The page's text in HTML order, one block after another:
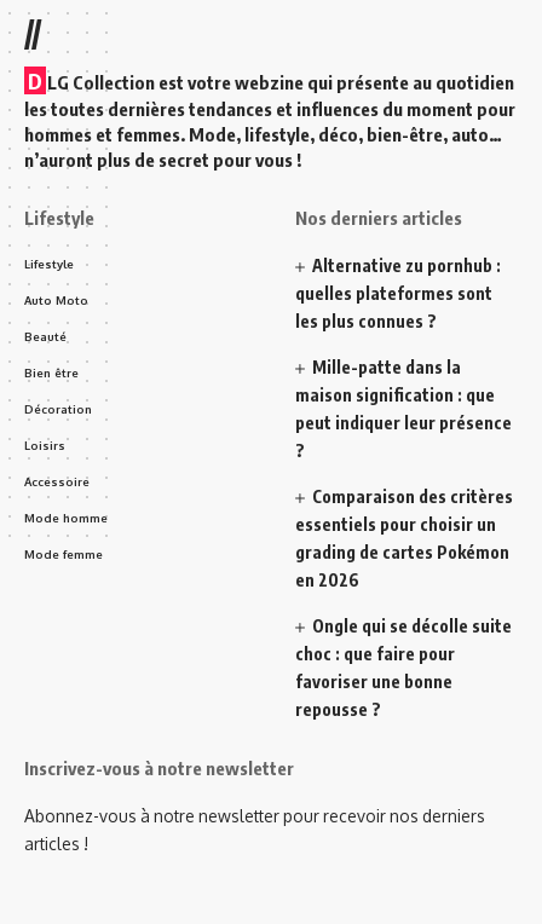
//
D LG Collection est votre webzine qui présente au quotidien
les toutes dernières tendances et influences du moment pour
hommes et femmes. Mode, lifestyle, déco, bien-être, auto…
n’auront plus de secret pour vous !
Lifestyle
Lifestyle
Auto Moto
Beauté
Bien être
Décoration
Loisirs
Accessoire
Mode homme
Mode femme
Nos derniers articles
Alternative zu pornhub :
quelles plateformes sont
les plus connues ?
Mille-patte dans la
maison signification : que
peut indiquer leur présence
?
Comparaison des critères
essentiels pour choisir un
grading de cartes Pokémon
en 2026
Ongle qui se décolle suite
choc : que faire pour
favoriser une bonne
repousse ?
Inscrivez-vous à notre newsletter
Abonnez-vous à notre newsletter pour recevoir nos derniers
articles !